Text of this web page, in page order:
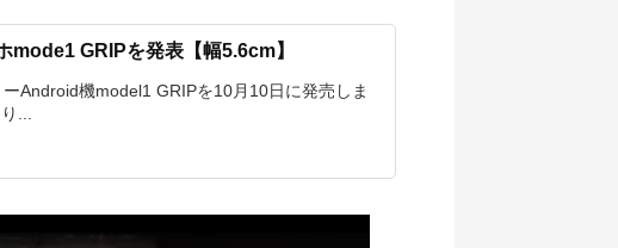
mode1 GRIPを発表【幅5.6cm】
Android機model1 GRIPを10月10日に発売しま
...